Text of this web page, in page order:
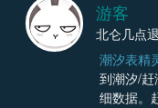
游客
北仑几点
潮汐表精
到潮汐/
细数据。